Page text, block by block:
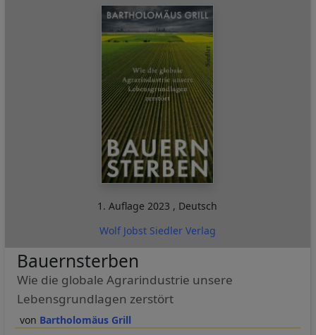
1. Auflage2023 , Deutsch
Wolf Jobst Siedler Verlag
Bartholomäus Grill
Bauernsterben
Wie die globale Agrarindustrie unsere
Lebensgrundlagen zerstört